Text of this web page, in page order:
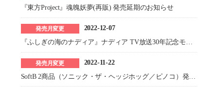
『東方Project』魂魄妖夢(再販) 発売延期のお知らせ
発売月変更
2022-12-07
発売月変更
2022-11-22